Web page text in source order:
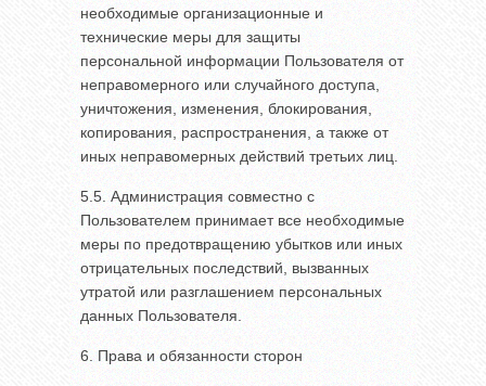
необходимые организационные и
технические меры для защиты
персональной информации Пользователя от
неправомерного или случайного доступа,
уничтожения, изменения, блокирования,
копирования, распространения, а также от
иных неправомерных действий третьих лиц.
5.5. Администрация совместно с
Пользователем принимает все необходимые
меры по предотвращению убытков или иных
отрицательных последствий, вызванных
утратой или разглашением персональных
данных Пользователя.
6. Права и обязанности сторон